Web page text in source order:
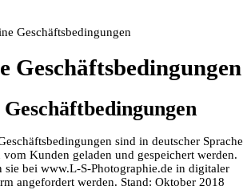
Geschäftsbedingungen
Geschäftsbedingungen
sind in deutscher Sprache
Kunden geladen und gespeichert werden.
sie bei www.L-S-Photographie.de in digitaler
angefordert werden. Stand: Oktober 2018